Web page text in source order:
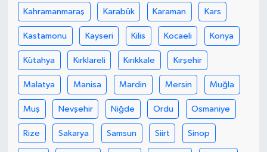
Kahramanmaraş Karabük Karaman Kars
Kastamonu Kayseri Kilis Kocaeli Konya
Kütahya Kırklareli Kırıkkale Kırşehir
Malatya Manisa Mardin Mersin Muğla
Muş Nevşehir Niğde Ordu Osmaniye
Rize Sakarya Samsun Siirt Sinop